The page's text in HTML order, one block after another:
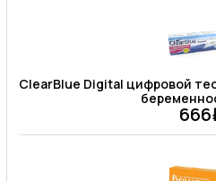
ClearBlue Digital цифровой